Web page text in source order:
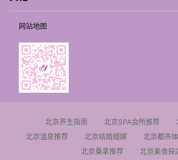
网站地图
北京养生指南 北京SPA会所推荐
北京温泉推荐
北京结婚婚嫁 北京都市
北京桑拿推荐
北京美食探